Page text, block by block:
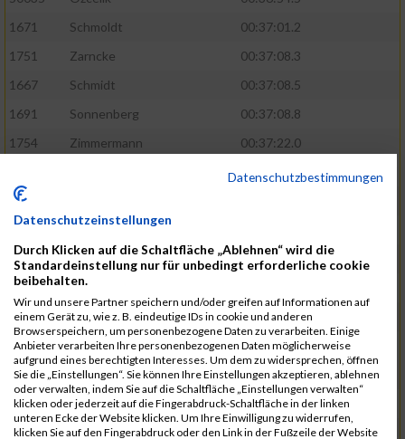
1671
Schmoldt
00:37:01.2
1751
Zarncke
00:37:08.3
1667
Schmidt
00:37:08.5
1691
Sonnenberg
00:37:08.8
1754
Zimmermann
00:37:22.0
00:37:24.0
1526
1428
Brüning
1586
Mau
00:37:35.5
1670
Schmoldt
1753
Zimbal
00:37:41.5
1513
Heynen
00:37:42.0
1722
Walther
00:37:43.0
1365
Laß
00:37:43.8
1574
Linz 00:37:48.8
Datenschutzbestimmungen
Datenschutzeinstellungen
Durch Klicken auf die Schaltfläche „Ablehnen“ wird die
Standardeinstellung nur für unbedingt erforderliche cookie
beibehalten.
Wir und unsere Partner speichern und/oder greifen auf Informationen auf
einem Gerät zu, wie z. B. eindeutige IDs in cookie und anderen
Browserspeichern, um personenbezogene Daten zu verarbeiten. Einige
Anbieter verarbeiten Ihre personenbezogenen Daten möglicherweise
aufgrund eines berechtigten Interesses. Um dem zu widersprechen, öffnen
Sie die „Einstellungen“. Sie können Ihre Einstellungen akzeptieren, ablehnen
oder verwalten, indem Sie auf die Schaltfläche „Einstellungen verwalten“
klicken oder jederzeit auf die Fingerabdruck-Schaltfläche in der linken
unteren Ecke der Website klicken. Um Ihre Einwilligung zu widerrufen,
klicken Sie auf den Fingerabdruck oder den Link in der Fußzeile der Website